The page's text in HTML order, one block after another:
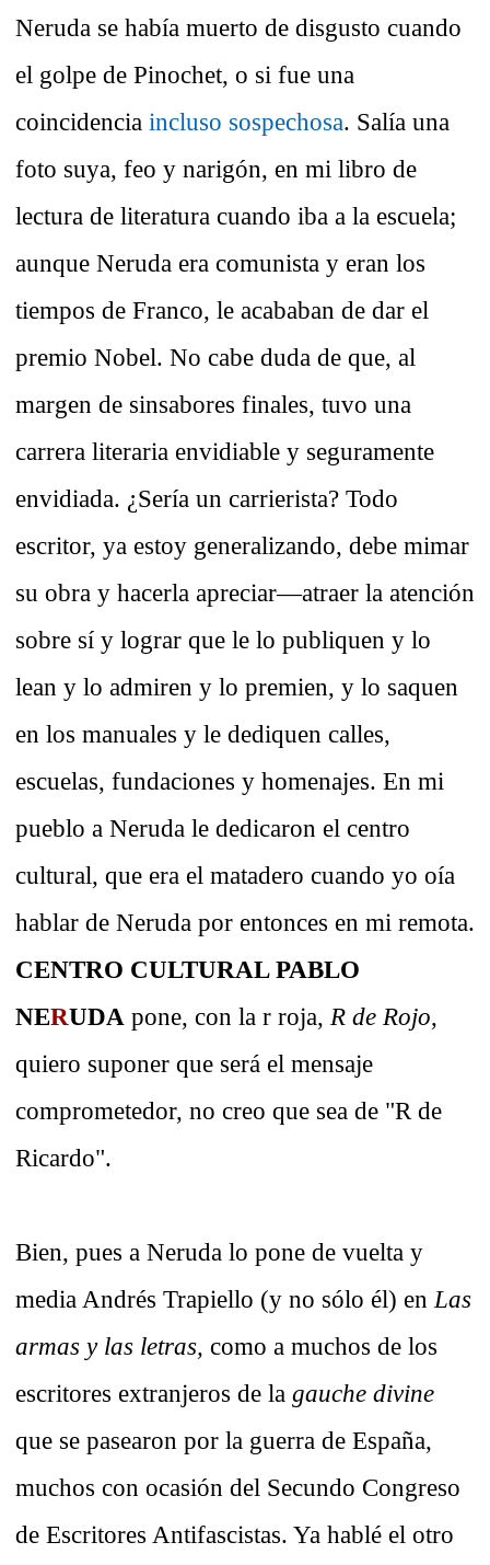
Neruda se había muerto de disgusto cuando
el golpe de Pinochet, o si fue una
coincidencia incluso sospechosa. Salía una
foto suya, feo y narigón, en mi libro de
lectura de literatura cuando iba a la escuela;
aunque Neruda era comunista y eran los
tiempos de Franco, le acababan de dar el
premio Nobel. No cabe duda de que, al
margen de sinsabores finales, tuvo una
carrera literaria envidiable y seguramente
envidiada. ¿Sería un carrierista? Todo
escritor, ya estoy generalizando, debe mimar
su obra y hacerla apreciar—atraer la atención
sobre sí y lograr que le lo publiquen y lo
lean y lo admiren y lo premien, y lo saquen
en los manuales y le dediquen calles,
escuelas, fundaciones y homenajes. En mi
pueblo a Neruda le dedicaron el centro
cultural, que era el matadero cuando yo oía
hablar de Neruda por entonces en mi remota.
CENTRO CULTURAL PABLO
NERUDA pone, con la r roja, R de Rojo,
quiero suponer que será el mensaje
comprometedor, no creo que sea de "R de
Ricardo".
Bien, pues a Neruda lo pone de vuelta y
media Andrés Trapiello (y no sólo él) en Las
armas y las letras, como a muchos de los
escritores extranjeros de la gauche divine
que se pasearon por la guerra de España,
muchos con ocasión del Secundo Congreso
de Escritores Antifascistas. Ya hablé el otro